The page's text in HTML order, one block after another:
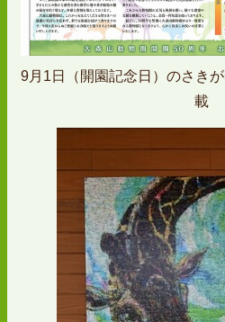
9月1日（開園記念日）のさき
載